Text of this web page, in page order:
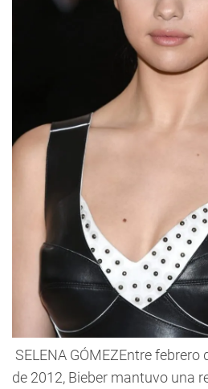
SELENA GÓMEZEntre
de 2012, Bieber mantuvo una